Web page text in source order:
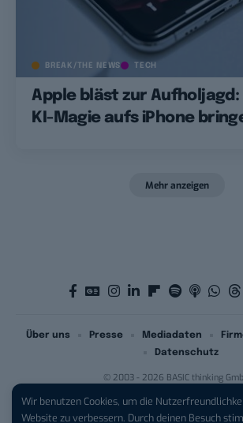
Wir benutzen Cookies, um die
Website zu verbessern. Durch deinen Besuch
BREAK/THE NEWS TECH
Apple bläst zur Aufholjagd:
KI-Magie aufs iPhone
Mehr anzeigen
© 2003 - 2026 BASIC thinking
Über uns Presse Mediadaten
Datenschutz
iPhone 17 Pro sichern:Für 1 € +